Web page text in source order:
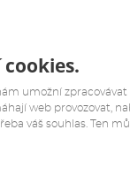
umožní zpracovávat
web provozovat,
váš souhlas. Ten